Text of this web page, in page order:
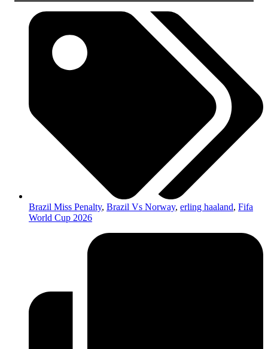
Brazil Miss Penalty, Brazil Vs Norway, erling haaland, Fifa
World Cup 2026